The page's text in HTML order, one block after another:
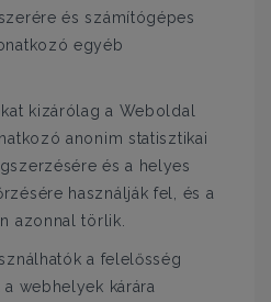
és számítógépes
egyéb
kizárólag a Weboldal
anonim statisztikai
és a helyes
használják fel, és a
azonnal törlik.
a felelősség
webhelyek kárára